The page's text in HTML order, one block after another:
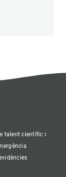
talent científic i